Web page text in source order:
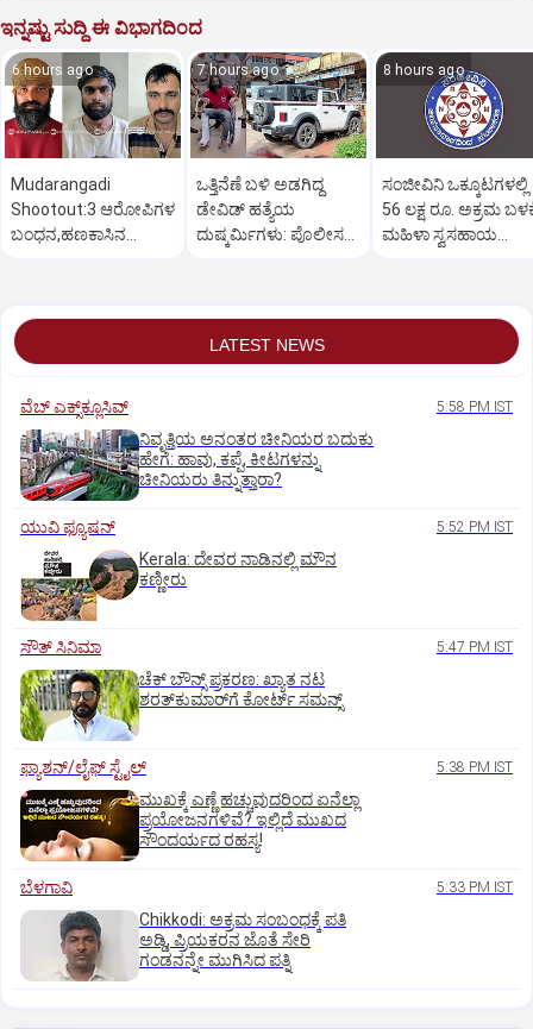
ಇನ್ನಷ್ಟು ಸುದ್ದಿ ಈ ವಿಭಾಗದಿಂದ
6 hours ago
Mudarangadi
Shootout:‌3 ಆರೋಪಿಗಳ
ಬಂಧನ,ಹಣಕಾಸಿನ
7 hours ago
ಒತ್ತಿನೆಣೆ ಬಳಿ ಅಡಗಿದ್ದ
ಡೇವಿಡ್‌ ಹತ್ಯೆಯ
ದುಷ್ಕರ್ಮಿಗಳು: ಪೊಲೀಸರ
8 hours ago
ಸಂಜೀವಿನಿ ಒಕ್ಕೂಟಗಳಲ್ಲಿ
56 ಲಕ್ಷ ರೂ. ಅಕ್ರಮ
ಮಹಿಳಾ ಸ್ವಸಹಾಯ
LATEST NEWS
ವೆಬ್ ಎಕ್ಸ್‌ಕ್ಲೂಸಿವ್ 5:58 PM IST
ನಿವೃತ್ತಿಯ ಅನಂತರ ಚೀನಿಯರ ಬದುಕು
ಹೇಗೆ: ಹಾವು, ಕಪ್ಪೆ, ಕೀಟಗಳನ್ನು
ಚೀನಿಯರು ತಿನ್ನುತ್ತಾರಾ?
ಯುವಿ ಫ್ಯೂಷನ್ 5:52 PM IST
Kerala: ದೇವರ ನಾಡಿನಲ್ಲಿ ಮೌನ
ಕಣ್ಣೀರು
ಸೌತ್‌ ಸಿನಿಮಾ 5:47 PM IST
ಚೆಕ್ ಬೌನ್ಸ್ ಪ್ರಕರಣ: ಖ್ಯಾತ ನಟ
ಶರತ್‌ಕುಮಾರ್‌ಗೆ ಕೋರ್ಟ್ ಸಮನ್ಸ್
ಫ್ಯಾಶನ್/ಲೈಫ್‌ ಸ್ಟೈಲ್ 5:38 PM IST
ಮುಖಕ್ಕೆ ಎಣ್ಣೆ ಹಚ್ಚುವುದರಿಂದ ಏನೆಲ್ಲಾ
ಪ್ರಯೋಜನಗಳಿವೆ? ಇಲ್ಲಿದೆ ಮುಖದ
ಸೌಂದರ್ಯದ ರಹಸ್ಯ!
ಬೆಳಗಾವಿ 5:33 PM IST
Chikkodi: ಅಕ್ರಮ ಸಂಬಂಧಕ್ಕೆ ಪತಿ
ಅಡ್ಡಿ, ಪ್ರಿಯಕರನ ಜೊತೆ ಸೇರಿ
ಗಂಡನನ್ನೇ ಮುಗಿಸಿದ ಪತ್ನಿ